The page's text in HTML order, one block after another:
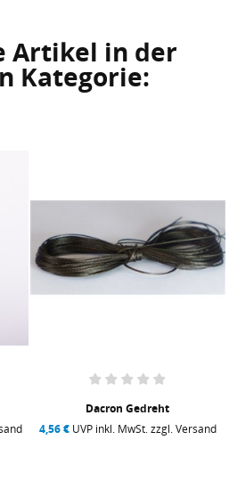
Artikel in der
Kategorie:
Dacron Gedreht
4,56 €UVP inkl. MwSt. zzgl. Versand